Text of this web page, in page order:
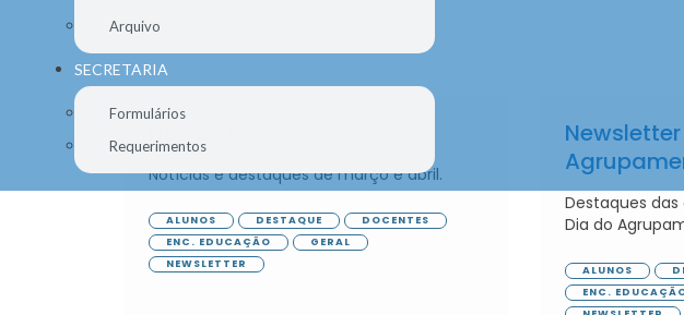
Arquivo
SECRETARIA
Formulários
Requerimentos
Notícias e destaques de março e abril.
ALUNOS DESTAQUE
DOCENTES
ENC. EDUCAÇÃO
GERAL
NEWSLETTER
Destaques
Dia do
ALUNOS
ENC.